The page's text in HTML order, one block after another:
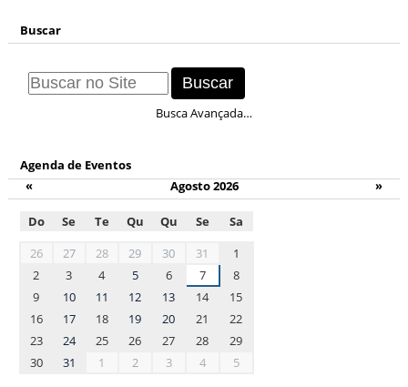
Buscar
Busca Avançada…
Agenda de Eventos
«
Agosto 2026 »
Do Se Te Qu Qu Se
Sa
26
27 28 29 30 31
1
2
3 4 5 6 7
8
9
10 11 12 13 14
15
16
17 18 19 20 21
22
23
24 25 26 27 28
29
30
31 1 2 3 4 5